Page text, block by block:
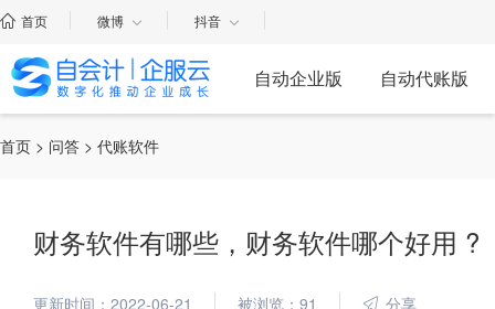
首页 微博 抖音
自动企业版 自动代账版
首页 > 问答 > 代账软件
财务软件有哪些，财务软件哪个好用 ?
更新时间：2022-06-21 被浏览：91 分享